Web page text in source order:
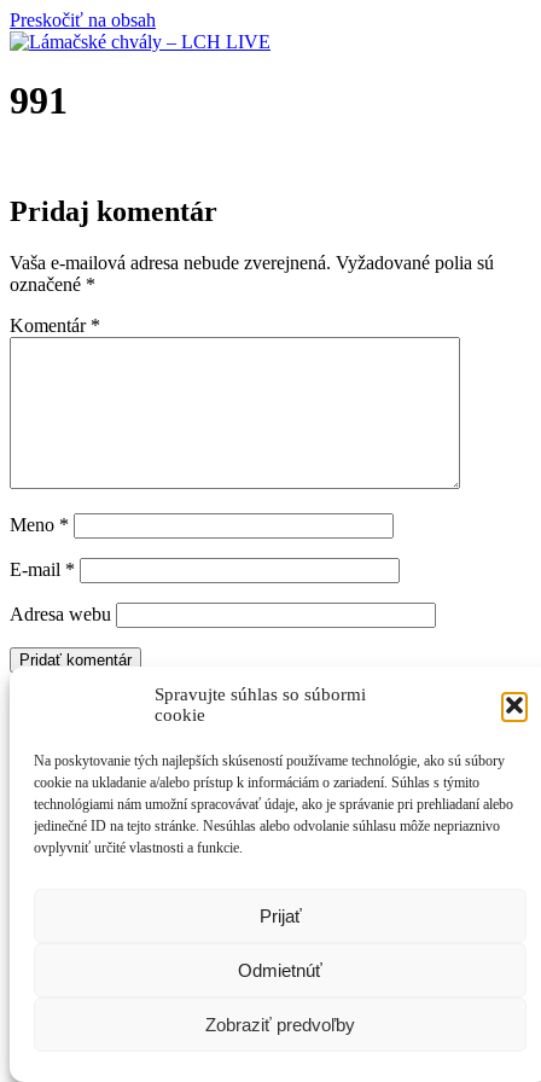
Spravujte súhlas so súbormi
cookie
Na poskytovanie tých najlepších skúseností používame technológie, ako sú súbory
cookie na ukladanie a/alebo prístup k informáciám o zariadení. Súhlas s týmito
technológiami nám umožní spracovávať údaje, ako je správanie pri prehliadaní alebo
jedinečné ID na tejto stránke. Nesúhlas alebo odvolanie súhlasu môže nepriaznivo
ovplyvniť určité vlastnosti a funkcie.
Prijať
Odmietnúť
Zobraziť predvoľby
Preskočiť na obsah
991
Pridaj komentár
Vaša e-mailová adresa nebude zverejnená. Vyžadované polia sú
označené *
Komentár *
Meno *
E-mail *
Adresa webu
© 1998 - večnosť 😊 LCH LIVE